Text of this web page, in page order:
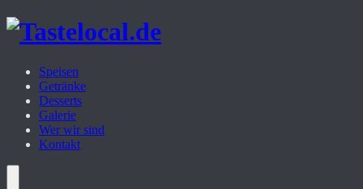
Zum
Inhalt
Speisen
Getränke
Desserts
Galerie
Wer wir sind
Kontakt